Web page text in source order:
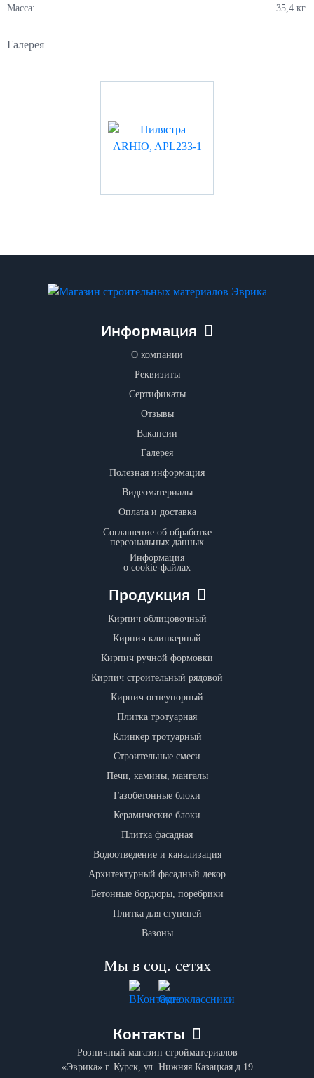
Масса: 35,4 кг.
Галерея
Информация
О компании
Реквизиты
Сертификаты
Отзывы
Вакансии
Галерея
Полезная информация
Видеоматериалы
Оплата и доставка
Соглашение об обработке
персональных данных
Информация
о cookie-файлах
Продукция
Кирпич облицовочный
Кирпич клинкерный
Кирпич ручной формовки
Кирпич строительный рядовой
Кирпич огнеупорный
Плитка тротуарная
Клинкер тротуарный
Строительные смеси
Печи, камины, мангалы
Газобетонные блоки
Керамические блоки
Плитка фасадная
Водоотведение и канализация
Архитектурный фасадный декор
Бетонные бордюры, поребрики
Плитка для ступеней
Вазоны
Мы в соц. сетях
Контакты
Розничный магазин стройматериалов
«Эврика» г. Курск, ул. Нижняя Казацкая д.19